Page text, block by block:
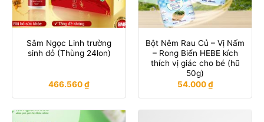
Sâm Ngọc Linh trường
sinh đỏ (Thùng 24lon)
466.560₫
Bột Nêm Rau Củ – Vị Nấm
– Rong Biển HEBE kích
thích vị giác cho bé (hũ
50g)
54.000₫